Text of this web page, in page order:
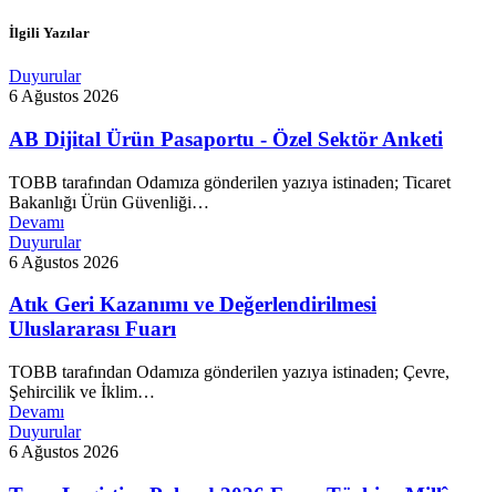
İlgili Yazılar
Duyurular
6 Ağustos 2026
AB Dijital Ürün Pasaportu - Özel Sektör Anketi
TOBB tarafından Odamıza gönderilen yazıya istinaden; Ticaret
Bakanlığı Ürün Güvenliği…
Devamı
Duyurular
6 Ağustos 2026
Atık Geri Kazanımı ve Değerlendirilmesi
Uluslararası Fuarı
TOBB tarafından Odamıza gönderilen yazıya istinaden; Çevre,
Şehircilik ve İklim…
Devamı
Duyurular
6 Ağustos 2026